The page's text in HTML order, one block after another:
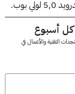
والأعمال في